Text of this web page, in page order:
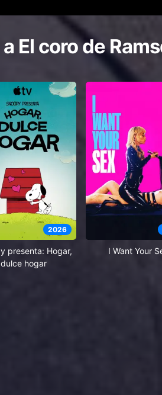
El coro de
2026
presenta: Hogar,
dulce hogar
I Want Your